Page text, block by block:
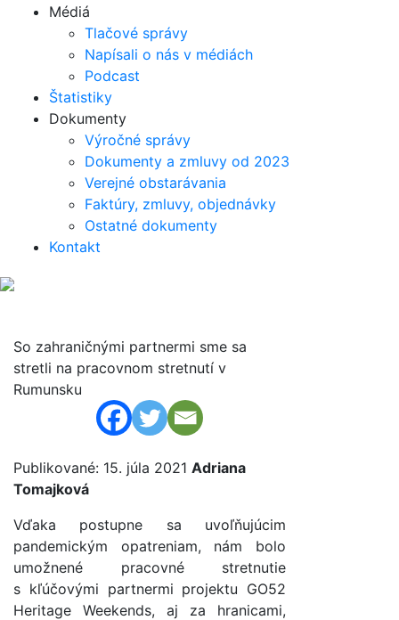
Médiá
Tlačové správy
Napísali o nás v médiách
Podcast
Štatistiky
Dokumenty
Výročné správy
Dokumenty a zmluvy od 2023
Verejné obstarávania
Faktúry, zmluvy, objednávky
Ostatné dokumenty
Kontakt
So zahraničnými partnermi sme sa
stretli na pracovnom stretnutí v
Rumunsku
Publikované: 15. júla 2021 Adriana
Tomajková
Vďaka postupne sa uvoľňujúcim
pandemickým opatreniam, nám bolo
umožnené pracovné stretnutie
s kľúčovými partnermi projektu GO52
Heritage Weekends, aj za hranicami,